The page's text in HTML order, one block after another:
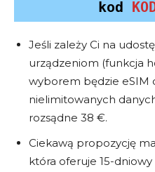
Najlepsze
na
kod
Jeśli zależy Ci na
urządzeniom (funkcja
wyborem będzie eSIM
nielimitowanych
rozsądne 38 €.
Ciekawą propozycję
która oferuje 15-